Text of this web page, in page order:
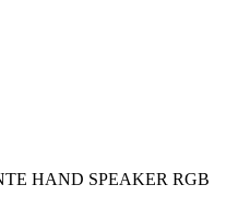
HAND SPEAKER RGB